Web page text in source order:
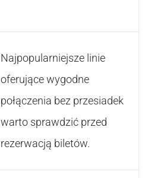
Najpopularniejsze linie
oferujące wygodne
połączenia bez przesiadek
warto sprawdzić przed
rezerwacją biletów.